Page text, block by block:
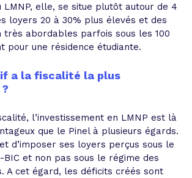
elle, se situe plutôt autour de 4
loyers 20 à 30% plus élevés et des
très abordables parfois sous les 100
pour une résidence étudiante.
a la fiscalité la plus
l’investissement en LMNP est là
que le Pinel à plusieurs égards.
d’imposer ses loyers perçus sous le
BIC et non pas sous le régime des
A cet égard, les déficits créés sont